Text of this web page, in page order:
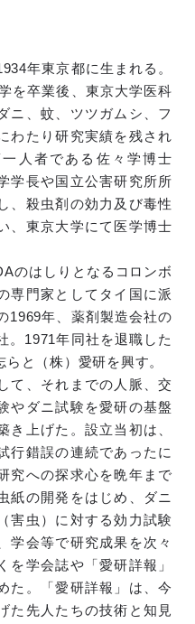
年東京都に生まれる。
を卒業後、東京大学医科
ニ、蚊、ツツガムシ、フ
わたり研究実績を残され
人者である佐々学博士
学長や国立公害研究所所
、殺虫剤の効力及び毒性
、東京大学にて医学博士
のはしりとなるコロンボ
専門家としてタイ国に派
1969年、薬剤製造会社の
。1971年同社を退職した
と（株）愛研を興す。
て、それまでの人脈、交
やダニ試験を愛研の基盤
き上げた。設立当初は、
行錯誤の連続であったに
究への探求心を晩年まで
紙の開発をはじめ、ダニ
害虫）に対する効力試験
学会等で研究成果を次々
を学会誌や「愛研詳報」
た。「愛研詳報」は、今
た先人たちの技術と知見